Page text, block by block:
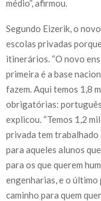
médio”, afirmou.
Segundo Eizerik, o
escolas privadas
itinerários. “O novo
primeira é a base
fazem. Aqui temos 1,8
obrigatórias:
explicou. “Temos 1,2
privada tem
para aqueles alunos
para os que querem
engenharias, e o
caminho para quem